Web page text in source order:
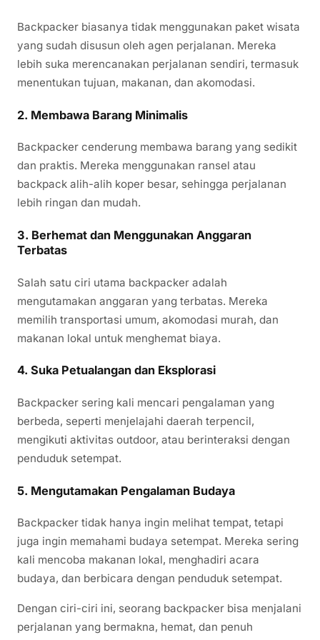
Backpacker biasanya tidak menggunakan paket wisata
yang sudah disusun oleh agen perjalanan. Mereka
lebih suka merencanakan perjalanan sendiri, termasuk
menentukan tujuan, makanan, dan akomodasi.
2. Membawa Barang Minimalis
Backpacker cenderung membawa barang yang sedikit
dan praktis. Mereka menggunakan ransel atau
backpack alih-alih koper besar, sehingga perjalanan
lebih ringan dan mudah.
3. Berhemat dan Menggunakan Anggaran
Terbatas
Salah satu ciri utama backpacker adalah
mengutamakan anggaran yang terbatas. Mereka
memilih transportasi umum, akomodasi murah, dan
makanan lokal untuk menghemat biaya.
4. Suka Petualangan dan Eksplorasi
Backpacker sering kali mencari pengalaman yang
berbeda, seperti menjelajahi daerah terpencil,
mengikuti aktivitas outdoor, atau berinteraksi dengan
penduduk setempat.
5. Mengutamakan Pengalaman Budaya
Backpacker tidak hanya ingin melihat tempat, tetapi
juga ingin memahami budaya setempat. Mereka sering
kali mencoba makanan lokal, menghadiri acara
budaya, dan berbicara dengan penduduk setempat.
Dengan ciri-ciri ini, seorang backpacker bisa menjalani
perjalanan yang bermakna, hemat, dan penuh